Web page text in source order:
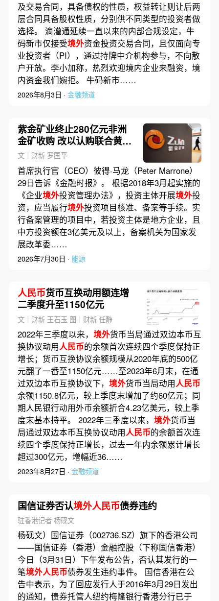
及交易合同，具备债权的性质，权益转让则让后两
层合同具备股权性质，分别供不同类型的投资者做
选择。 滴灌通延续一直以来的内部合规设定，牛
码新市仅接受境外资金投资交易合同，且仅面向专
业投资者（PI），通过持牌中介机构参与，不向散
户开放。李小加称，热烈欢迎境内企业来融资，境
内资金我们婉拒。 牛码新市……
2026年8月3日 · 金融频道
紫金矿业终止280亿元非洲
金矿收购 改以认购联合黄金
9.2%股权｜出海·投资
文｜财新 罗国平
首席执行官（CEO）彼得·马龙（Peter Marrone）
29日告诉《金融时报》。 根据2018年3月起实施的
《企业境外投资管理办法》，投资主体开展境外投
资，应当履行境外投资项目核准、备案等手续。实
行备案管理的项目中，若投资主体是地方企业，且
中方投资额在3亿美元及以上，备案机关为国家发
展改革委……
2026年7月30日 · 能源
人民币货币互换动用额连增
二季度升至1150亿元
文｜财新 王石玉 图｜财新 任静
2022年三季度以来， 境外货币当局通过双边本币互
换协议动用人民币的余额首次连续四个季度保持正
增长；货币互换协议余额规模从2020年底的500亿
元翻了一番至1150亿元……至2023年6月末，在通
过双边本币互换协议下， 境外货币当局动用人民币
余额1150.8亿元，较上季度末增加了约60亿元；同
期人民银行动用外币余额折合4.23亿美元，较上季
度末基本持平。 2022年三季度以来， 境外货币当
局通过双边本币互换协议动用人民币的余额首次连
续四个季度保持正增长，过去一年内余额累计增长
超过300亿元，增幅近36……
2023年8月27日 · 金融频道
国信证券否认境外人民币债券违约
驻香港记者 杨砚文
杨砚文）国信证券（002736.SZ）旗下的香港公司
——国信证券（香港）金融控股（下称国信香港）
今日（3月31日）下午发布公告，否认其发行的一
笔境外人民币债券发生违约事件。 国信香港在公
告中表示，为了回应发行人于2016年3月29日发出
的通知，债券托管人纽约梅隆银行香港分行已于